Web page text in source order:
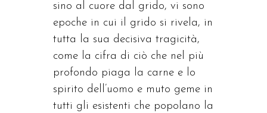
sino al cuore dal grido, vi sono
epoche in cui il grido si rivela, in
tutta la sua decisiva tragicità,
come la cifra di ciò che nel più
profondo piaga la carne e lo
spirito dell’uomo e muto geme in
tutti gli esistenti che popolano la